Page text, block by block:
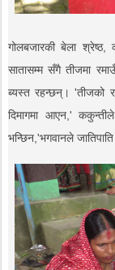
गोलबजारकी बेला
सातासम्म सँगै तीजमा
ब्यस्त रहन्छन्। 'तीजको
दिमागमा आएन,'
भन्छिन,'भगवानले